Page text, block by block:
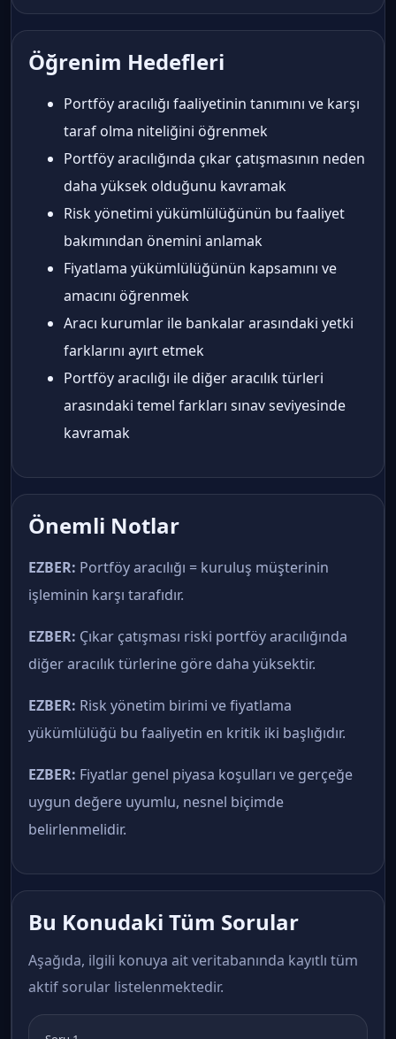
Öğrenim Hedefleri
Portföy aracılığı faaliyetinin tanımını ve karşı
taraf olma niteliğini öğrenmek
Portföy aracılığında çıkar çatışmasının neden
daha yüksek olduğunu kavramak
Risk yönetimi yükümlülüğünün bu faaliyet
bakımından önemini anlamak
Fiyatlama yükümlülüğünün kapsamını ve
amacını öğrenmek
Aracı kurumlar ile bankalar arasındaki yetki
farklarını ayırt etmek
Portföy aracılığı ile diğer aracılık türleri
arasındaki temel farkları sınav seviyesinde
kavramak
Önemli Notlar
EZBER: Portföy aracılığı = kuruluş müşterinin
işleminin karşı tarafıdır.
EZBER: Çıkar çatışması riski portföy aracılığında
diğer aracılık türlerine göre daha yüksektir.
EZBER: Risk yönetim birimi ve fiyatlama
yükümlülüğü bu faaliyetin en kritik iki başlığıdır.
EZBER: Fiyatlar genel piyasa koşulları ve gerçeğe
uygun değere uyumlu, nesnel biçimde
belirlenmelidir.
Bu Konudaki Tüm Sorular
Aşağıda, ilgili konuya ait veritabanında kayıtlı tüm
aktif sorular listelenmektedir.